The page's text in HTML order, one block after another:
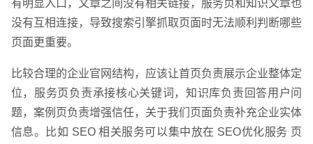
有明显入口，文章之间没有相关链接，服务页和知识文章也
没有互相连接，导致搜索引擎抓取页面时无法顺利判断哪些
页面更重要。
比较合理的企业官网结构，应该让首页负责展示企业整体定
位，服务页负责承接核心关键词，知识库负责回答用户问
题，案例页负责增强信任，关于我们页面负责补充企业实体
信息。比如 SEO 相关服务可以集中放在 SEO优化服务 页